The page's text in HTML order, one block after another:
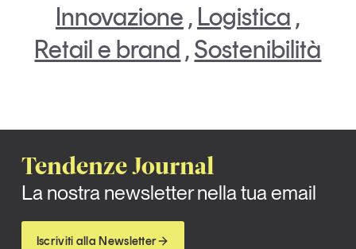
Innovazione , Logistica ,
Retail e brand ,Sostenibilità
Tendenze Journal
La nostra newsletter nella tua email
Iscriviti alla Newsletter